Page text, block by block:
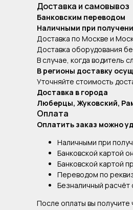
Доставка и самовывоз
Банковским переводом
Наличными при
Доставка по Москве и
Доставка оборудования
В случае, когда водитель
В регионы доставку
Уточняйте стоимость
Доставка в города
Люберцы, Жуковский,
Оплата
Оплатить заказ можно
Наличными при
Банковской картой
Банковской картой
Переводом по
Безналичный
После оплаты вы